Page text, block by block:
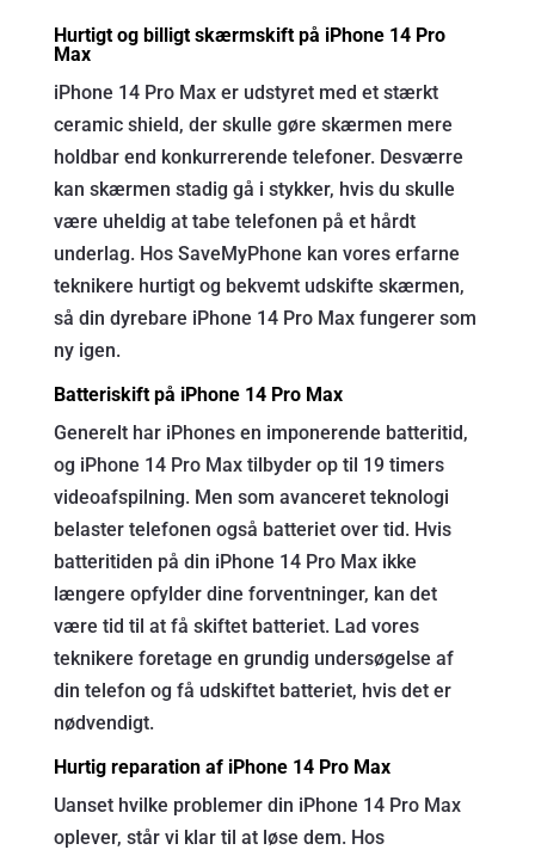
Hurtigt og billigt skærmskift på iPhone 14 Pro
Max
iPhone 14 Pro Max er udstyret med et stærkt
ceramic shield, der skulle gøre skærmen mere
holdbar end konkurrerende telefoner. Desværre
kan skærmen stadig gå i stykker, hvis du skulle
være uheldig at tabe telefonen på et hårdt
underlag. Hos SaveMyPhone kan vores erfarne
teknikere hurtigt og bekvemt udskifte skærmen,
så din dyrebare iPhone 14 Pro Max fungerer som
ny igen.
Batteriskift på iPhone 14 Pro Max
Generelt har iPhones en imponerende batteritid,
og iPhone 14 Pro Max tilbyder op til 19 timers
videoafspilning. Men som avanceret teknologi
belaster telefonen også batteriet over tid. Hvis
batteritiden på din iPhone 14 Pro Max ikke
længere opfylder dine forventninger, kan det
være tid til at få skiftet batteriet. Lad vores
teknikere foretage en grundig undersøgelse af
din telefon og få udskiftet batteriet, hvis det er
nødvendigt.
Hurtig reparation af iPhone 14 Pro Max
Uanset hvilke problemer din iPhone 14 Pro Max
oplever, står vi klar til at løse dem. Hos